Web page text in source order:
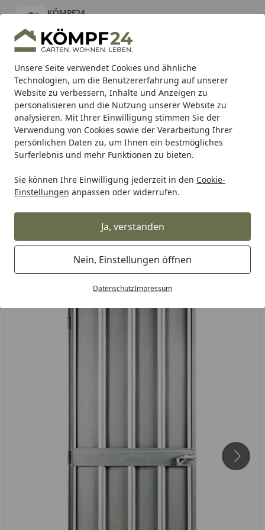
Unsere Seite verwendet Cookies und ähnliche
Technologien, um die Benutzererfahrung auf unserer
Website zu verbessern, Inhalte und Anzeigen zu
personalisieren und die Nutzung unserer Website zu
analysieren. Mit Ihrer Einwilligung stimmen Sie der
Verwendung von Cookies sowie der Verarbeitung Ihrer
persönlichen Daten zu, um Ihnen ein bestmögliches
Surferlebnis und mehr Funktionen zu bieten.
Sie können Ihre Einwilligung jederzeit in den Cookie-
Einstellungen anpassen oder widerrufen.
Ja, verstanden
Nein, Einstellungen öffnen
DatenschutzImpressum
KÖMPF24
kostenlos - Im App Store
Hotline
Alle Produkte
Mein Konto
Suchen
Karibu Pools inkl. gratis Sandfilteranlage & Pool-
Starterset (Gesamtwert bis 468,99€)
Startseite
Alles für den Garten Gartenhaus Zubehör für
Globel Zusatzschwingtür 176x66
cm, silber metallic, für Skillion, Lean
To, Dream